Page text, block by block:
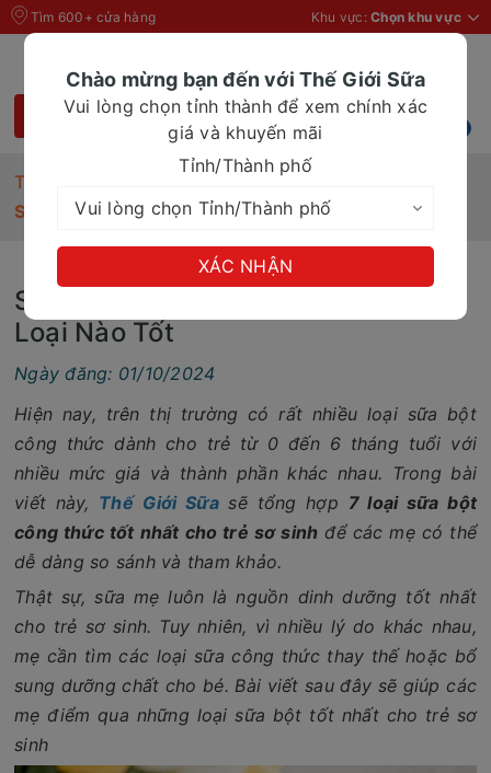
Tìm 600+ cửa hàng Khu vực: Chọn khu vực
Trang chủ
Sữa Công Thức Cho Trẻ Sơ Sinh Loại Nào Tốt
Sữa Công Thức Cho Trẻ Sơ Sinh
Loại Nào Tốt
Ngày đăng: 01/10/2024
Hiện nay, trên thị trường có rất nhiều loại sữa bột
công thức dành cho trẻ từ 0 đến 6 tháng tuổi với
nhiều mức giá và thành phần khác nhau. Trong bài
viết này, Thế Giới Sữasẽ tổng hợp 7 loại sữa bột
công thức tốt nhất cho trẻ sơ sinh để các mẹ có thể
dễ dàng so sánh và tham khảo.
Thật sự, sữa mẹ luôn là nguồn dinh dưỡng tốt nhất
cho trẻ sơ sinh. Tuy nhiên, vì nhiều lý do khác nhau,
mẹ cần tìm các loại sữa công thức thay thế hoặc bổ
sung dưỡng chất cho bé. Bài viết sau đây sẽ giúp các
mẹ điểm qua những loại sữa bột tốt nhất cho trẻ sơ
sinh
Chào mừng bạn đến với Thế Giới Sữa
Vui lòng chọn tỉnh thành để xem chính xác
giá và khuyến mãi
Tỉnh/Thành phố
XÁC NHẬN